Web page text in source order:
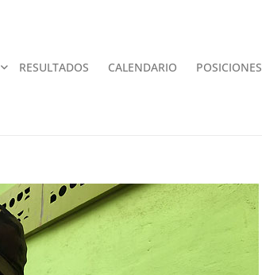
RESULTADOS CALENDARIO POSICIONES